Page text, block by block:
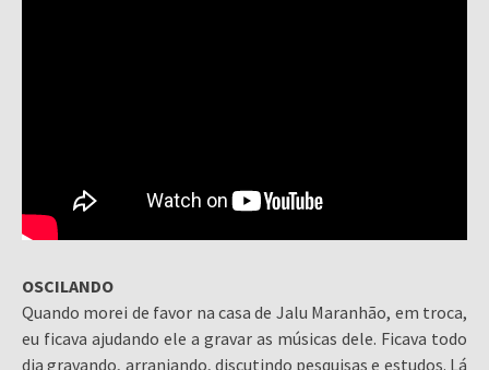
OSCILANDO
Quando morei de favor na casa de Jalu Maranhão, em troca,
eu ficava ajudando ele a gravar as músicas dele. Ficava todo
dia gravando, arranjando, discutindo pesquisas e estudos. Lá